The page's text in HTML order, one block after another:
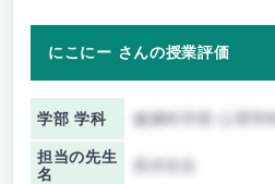
にこにー さんの授業評価
学部 学科 健康科学部 心理学科
担当の先生
名